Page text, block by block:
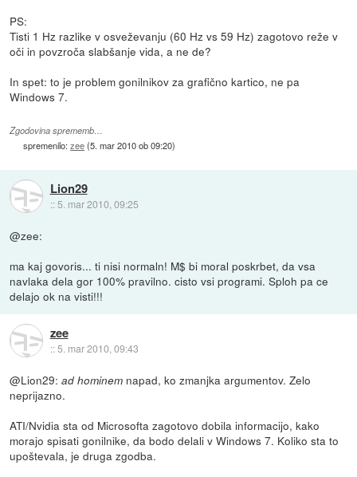
PS:
Tisti 1 Hz razlike v osveževanju (60 Hz vs 59 Hz) zagotovo reže v
oči in povzroča slabšanje vida, a ne de?
In spet: to je problem gonilnikov za grafično kartico, ne pa
Windows 7.
Zgodovina sprememb…
spremenilo:zee(5. mar 2010 ob 09:20)
Lion29
:: 5. mar 2010, 09:25
@zee:
ma kaj govoris... ti nisi normaln! M$ bi moral poskrbet, da vsa
navlaka dela gor 100% pravilno. cisto vsi programi. Sploh pa ce
delajo ok na visti!!!
zee
::5. mar 2010, 09:43
@Lion29:ad hominem napad, ko zmanjka argumentov. Zelo
neprijazno.
ATI/Nvidia sta od Microsofta zagotovo dobila informacijo, kako
morajo spisati gonilnike, da bodo delali v Windows 7. Koliko sta to
upoštevala, je druga zgodba.